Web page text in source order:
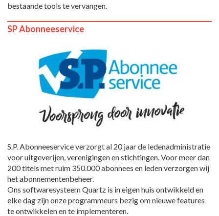
bestaande tools te vervangen.
SP Abonneeservice
S.P. Abonneeservice verzorgt al 20 jaar de ledenadministratie
voor uitgeverijen, verenigingen en stichtingen. Voor meer dan
200 titels met ruim 350.000 abonnees en leden verzorgen wij
het abonnementenbeheer.
Ons softwaresysteem Quartz is in eigen huis ontwikkeld en
elke dag zijn onze programmeurs bezig om nieuwe features
te ontwikkelen en te implementeren.